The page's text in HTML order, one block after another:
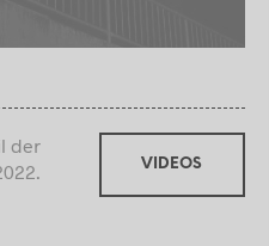
der
VIDEOS